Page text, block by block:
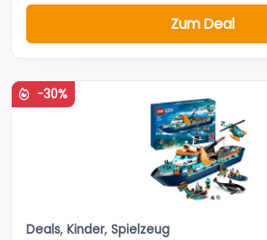
Zum Deal
-30%
Deals, Kinder, Spielzeug